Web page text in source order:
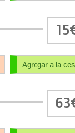
Agregar a la